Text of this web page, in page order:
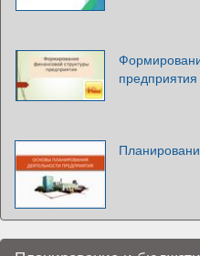
предприятия